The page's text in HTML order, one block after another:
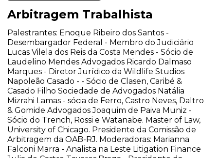
Arbitragem Trabalhista
Palestrantes: Enoque Ribeiro dos Santos -
Desembargador Federal - Membro do Judiciário
Lucas Vilela dos Reis da Costa Mendes - Sócio de
Laudelino Mendes Advogados Ricardo Dalmaso
Marques - Diretor Jurídico da Wildlife Studios
Napoleão Casado - - Sócio de Clasen, Caribé &
Casado Filho Sociedade de Advogados Natália
Mizrahi Lamas - sócia de Ferro, Castro Neves, Daltro
& Gomide Advogados Joaquim de Paiva Muniz -
Sócio do Trench, Rossi e Watanabe. Master of Law,
University of Chicago. Presidente da Comissão de
Arbitragem da OAB-RJ. Moderadoras: Marianna
Falconi Marra - Analista na Leste Litigation Finance